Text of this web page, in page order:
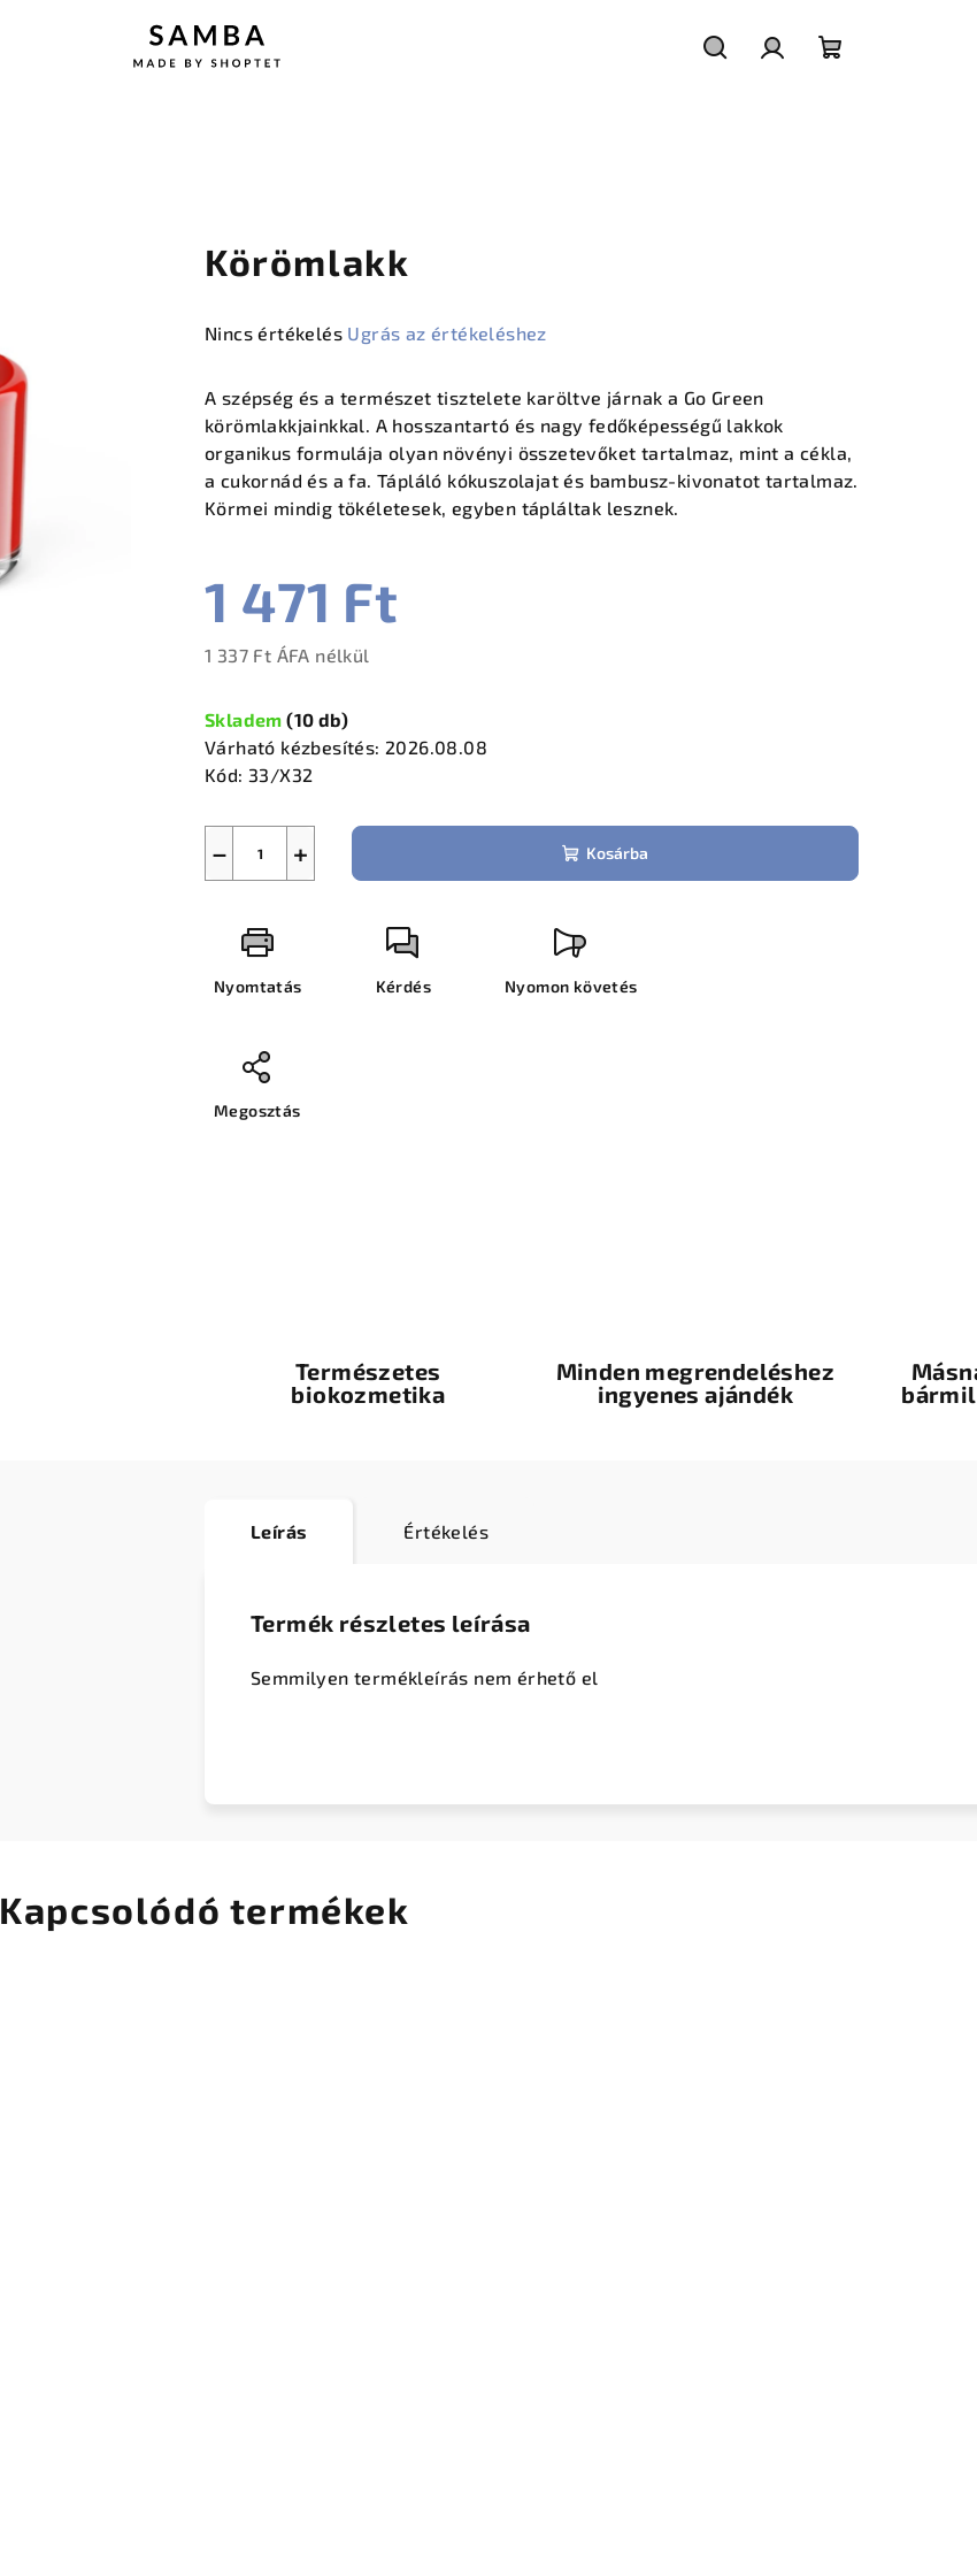
Körömlakk
A
átlagos
értékelése
ből
0,0
Nincs értékelés Ugrás az értékeléshez
A szépség és a természet tisztelete karöltve járnak a Go Green
körömlakkjainkkal. A hosszantartó és nagy fedőképességű lakkok
organikus formulája olyan növényi összetevőket tartalmaz, mint a cékla,
a cukornád és a fa. Tápláló kókuszolajat és bambusz-kivonatot tartalmaz.
Körmei mindig tökéletesek, egyben tápláltak lesznek.
1 471 Ft
1 337 Ft ÁFA nélkül
Skladem(10 db)
Várható kézbesítés: 2026.08.08
Kód: 33/X32
+
− Kosárba
Nyomtatás Kérdés Nyomon követés
Megosztás
Természetes
biokozmetika
Minden megrendeléshez
ingyenes ajándék
Leírás Értékelés
Termék részletes leírása
Semmilyen termékleírás nem érhető el
Kapcsolódó termékek